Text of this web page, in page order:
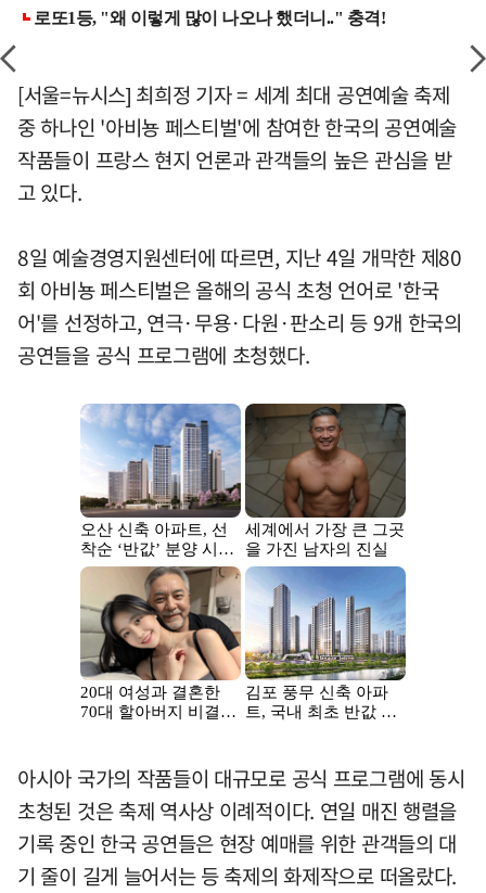
[서울=뉴시스] 최희정 기자 = 세계 최대 공연예술 축제
중 하나인 '아비뇽 페스티벌'에 참여한 한국의 공연예술
작품들이 프랑스 현지 언론과 관객들의 높은 관심을 받
고 있다.
8일 예술경영지원센터에 따르면, 지난 4일 개막한 제80
회 아비뇽 페스티벌은 올해의 공식 초청 언어로 '한국
어'를 선정하고, 연극·무용·다원·판소리 등 9개 한국의
공연들을 공식 프로그램에 초청했다.
아시아 국가의 작품들이 대규모로 공식 프로그램에 동시
초청된 것은 축제 역사상 이례적이다. 연일 매진 행렬을
기록 중인 한국 공연들은 현장 예매를 위한 관객들의 대
기 줄이 길게 늘어서는 등 축제의 화제작으로 떠올랐다.